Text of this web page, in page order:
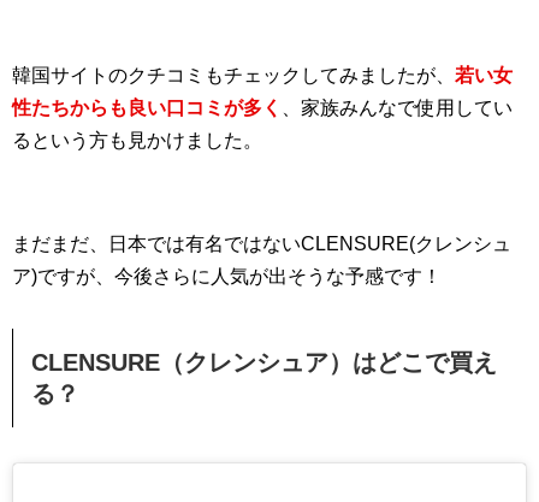
韓国サイトのクチコミもチェックしてみましたが、 若い女
性たちからも良い口コミが多く 、家族みんなで使用してい
るという方も見かけました。
まだまだ、日本では有名ではないCLENSURE(クレンシュ
ア)ですが、今後さらに人気が出そうな予感です！
CLENSURE（クレンシュア）はどこで買え
る？